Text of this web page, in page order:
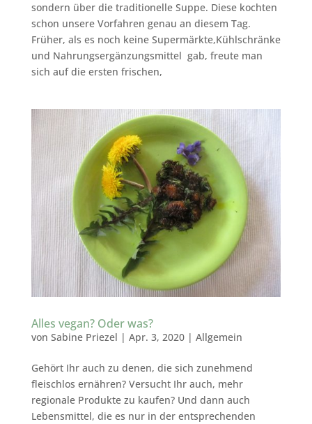
sondern über die traditionelle Suppe. Diese kochten
schon unsere Vorfahren genau an diesem Tag.
Früher, als es noch keine Supermärkte,Kühlschränke
und Nahrungsergänzungsmittel gab, freute man
sich auf die ersten frischen,
Alles vegan? Oder was?
von Sabine Priezel | Apr. 3, 2020| Allgemein
Gehört Ihr auch zu denen, die sich zunehmend
fleischlos ernähren? Versucht Ihr auch, mehr
regionale Produkte zu kaufen? Und dann auch
Lebensmittel, die es nur in der entsprechenden